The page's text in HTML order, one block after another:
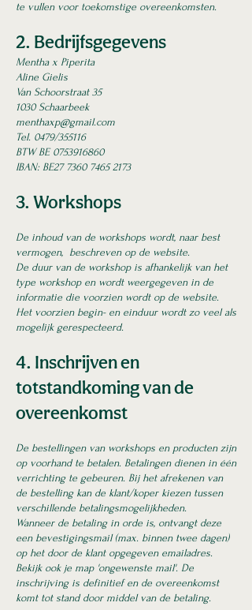
te vullen voor toekomstige overeenkomsten.
2. Bedrijfsgegevens
Mentha x Piperita
Aline Gielis
Van Schoorstraat 35
1030 Schaarbeek
menthaxp@gmail.com
Tel. 0479/355116
BTW BE 0753916860
IBAN: BE27 7360 7465 2173
3. Workshops
De inhoud van de workshops wordt, naar best
vermogen, beschreven op de website.
De duur van de workshop is afhankelijk van het
type workshop en wordt weergegeven in de
informatie die voorzien wordt op de website.
Het voorzien begin- en einduur wordt zo veel als
mogelijk gerespecteerd.
4. Inschrijven en
totstandkoming van de
overeenkomst
De bestellingen van workshops en producten zijn
op voorhand te betalen. Betalingen dienen in één
verrichting te gebeuren. Bij het afrekenen van
de bestelling kan de klant/koper kiezen tussen
verschillende betalingsmogelijkheden.
Wanneer de betaling in orde is, ontvangt deze
een bevestigingsmail (max. binnen twee dagen)
op het door de klant opgegeven emailadres.
Bekijk ook je map 'ongewenste mail'. De
inschrijving is definitief en de overeenkomst
komt tot stand door middel van de betaling.